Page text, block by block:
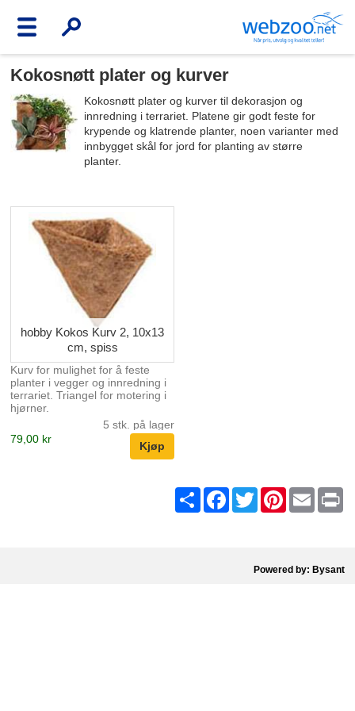
Kokosnøtt plater og kurver
Kokosnøtt plater og kurver til dekorasjon og
innredning i terrariet. Platene gir godt feste for
krypende og klatrende planter, noen varianter med
innbygget skål for jord for planting av større
planter.
hobby Kokos Kurv 2, 10x13
cm, spiss
Kurv for mulighet for å feste
planter i vegger og innredning i
terrariet. Triangel for motering i
hjørner.
5 stk. på lager
79,00 kr
ShareFacebook
TwitterPinterest
Email
Powered by: Bysant